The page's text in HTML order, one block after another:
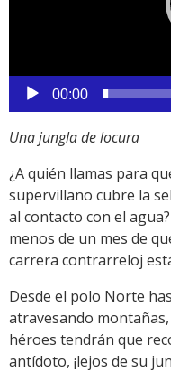
00:00
Una jungla de locura
¿A quién llamas para
supervillano cubre la
al contacto con el
menos de un mes de
carrera contrarreloj
Desde el polo Norte
atravesando
héroes tendrán que
antídoto, ¡lejos de su